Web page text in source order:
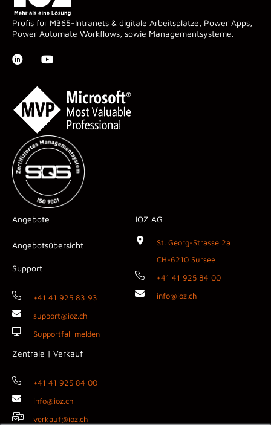
Profis für M365-Intranets & digitale Arbeitsplätze, Power Apps,
Power Automate Workflows, sowie Managementsysteme.
Angebote
Angebotsübersicht
Support
+41 41 925 83 93
support@ioz.ch
Supportfall melden
Zentrale | Verkauf
+41 41 925 84 00
info@ioz.ch
verkauf@ioz.ch
IOZ AG
St. Georg-Strasse 2a
CH-6210 Sursee
+41 41 925 84 00
info@ioz.ch